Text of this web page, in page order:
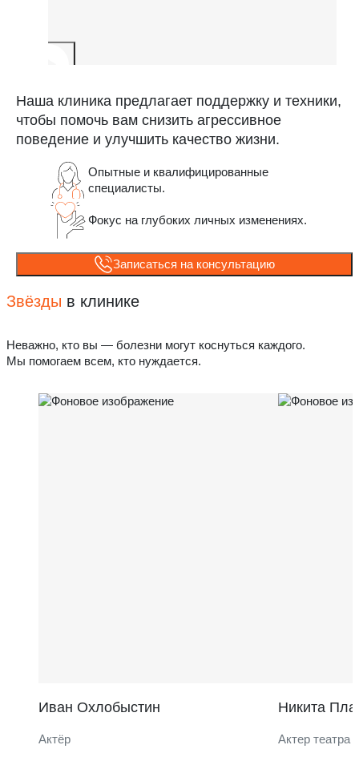
Наша клиника предлагает поддержку и техники,
чтобы помочь вам снизить агрессивное
поведение и улучшить качество жизни.
Опытные и квалифицированные
специалисты.
Фокус на глубоких личных изменениях.
Записаться на консультацию
Звёзды в клинике
Неважно, кто вы — болезни могут коснуться каждого.
Мы помогаем всем, кто нуждается.
Иван Охлобыстин
Актёр
Никита
Актер театра